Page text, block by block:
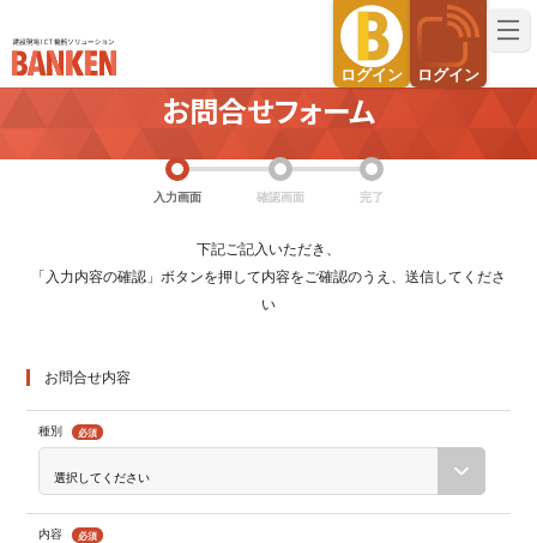
建設現場ICT機器ソリューション BANKEN（バンケン）
ログイン ログイン
お問合せフォーム
入力画面 確認画面 完了
下記ご記入いただき、
「入力内容の確認」ボタンを押して内容をご確認のうえ、送信してくださ
い
お問合せ内容
種別 必須
内容 必須